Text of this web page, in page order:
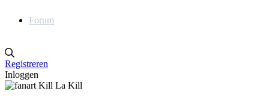
Forum
Registreren
Inloggen